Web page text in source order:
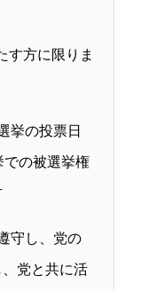
す方に限りま
挙の投票日
での被選挙権
守し、党の
党と共に活